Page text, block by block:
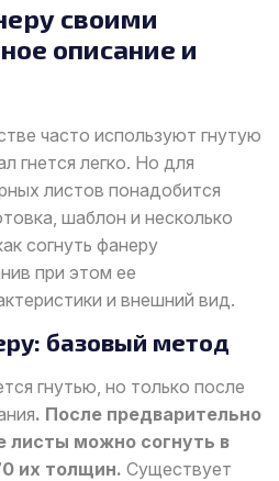
своими
описание и
часто используют гнутую
гнется легко. Но для
листов понадобится
шаблон и несколько
согнуть фанеру
при этом ее
и внешний вид.
базовый метод
гнутью, но только после
. После предварительно
листы можно согнуть в
их толщин. Существует